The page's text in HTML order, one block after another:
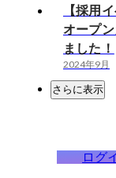
【採用
オープ
ました！
2024年9月
さらに表示
ログ